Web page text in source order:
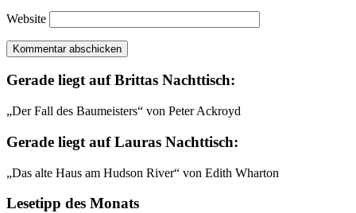
Website
Gerade liegt auf Brittas Nachttisch:
„Der Fall des Baumeisters“ von Peter Ackroyd
Gerade liegt auf Lauras Nachttisch:
„Das alte Haus am Hudson River“ von Edith Wharton
Lesetipp des Monats